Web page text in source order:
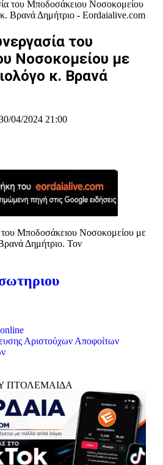
του
Νοσοκομείου με
κ. Βρανά
04/2024 21:00
Mποδοσάκειου Νοσοκομείου με
Δημήτριο. Τον